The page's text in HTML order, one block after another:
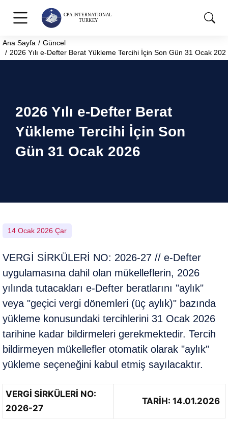
You are here:
Ana Sayfa
Güncel
2026 Yılı e-Defter Berat Yükleme Tercihi İçin Son Gün 31 Ocak
2026 Yılı e-Defter Berat
Yükleme Tercihi İçin Son
Gün 31 Ocak 2026
14 Ocak 2026 Çar
VERGİ SİRKÜLERİ NO: 2026-27 // e-Defter
uygulamasına dahil olan mükelleflerin, 2026
yılında tutacakları e-Defter beratlarını "aylık"
veya "geçici vergi dönemleri (üç aylık)" bazında
yükleme konusundaki tercihlerini 31 Ocak 2026
tarihine kadar bildirmeleri gerekmektedir. Tercih
bildirmeyen mükellefler otomatik olarak "aylık"
yükleme seçeneğini kabul etmiş sayılacaktır.
VERGİ SİRKÜLERİ NO:
2026-27
TARİH: 14.01.2026